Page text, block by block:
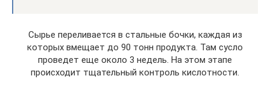
Сырье переливается в стальные бочки, каждая из
которых вмещает до 90 тонн продукта. Там сусло
проведет еще около 3 недель. На этом этапе
происходит тщательный контроль кислотности.